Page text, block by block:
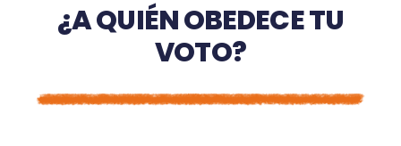
¿A QUIÉN OBEDECE TU
VOTO?